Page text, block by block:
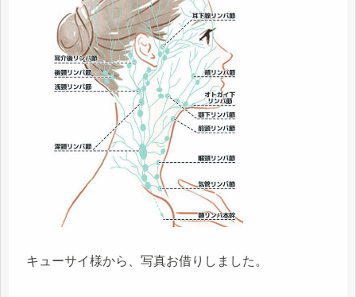
キューサイ様から、写真お借りしました。